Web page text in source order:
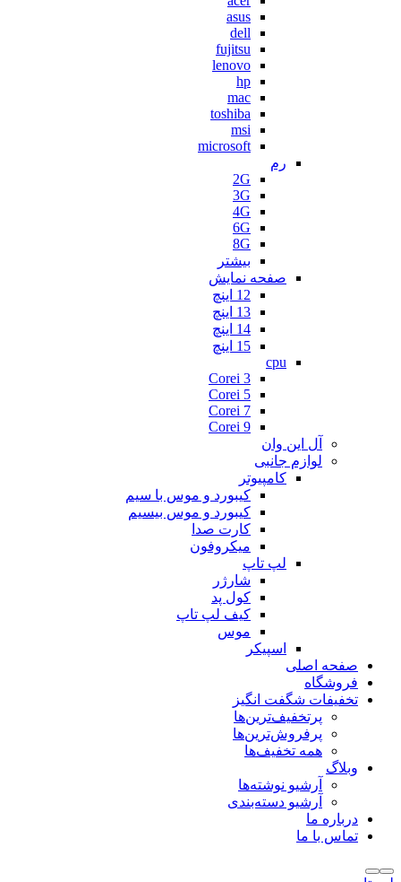
asus
dell
fujitsu
lenovo
hp
mac
toshiba
msi
microsoft
رم
2G
3G
4G
6G
8G
بیشتر
صفحه نمایش
12 اینچ
13 اینچ
14 اینچ
15 اینچ
cpu
Corei 3
Corei 5
Corei 7
Corei 9
آل این وان
لوازم جانبی
کامپیوتر
کیبورد و موس با سیم
کیبورد و موس بیسیم
کارت صدا
میکروفون
لپ تاپ
شارژر
کول پد
کیف لپ تاپ
موس
اسپیکر
صفحه اصلی
فروشگاه
تخفیفات شگفت انگیز
پرتخفیف‌ترین‌ها
پرفروش‌ترین‌ها
همه تخفیف‌ها
وبلاگ
آرشیو نوشته‌ها
آرشیو دسته‌بندی
درباره ما
تماس با ما